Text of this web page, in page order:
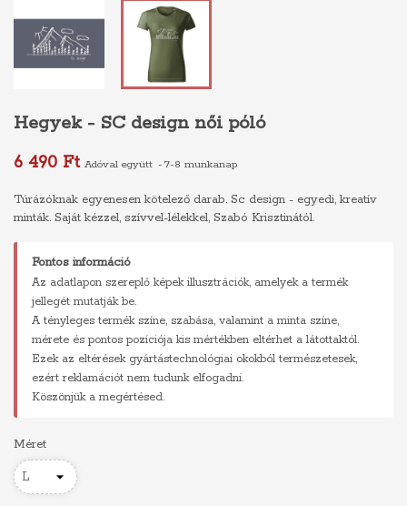
Hegyek - SC design női póló
6 490 Ft Adóval együtt 7-8 munkanap
Túrázóknak egyenesen kötelező darab. Sc design - egyedi, kreatív
minták. Saját kézzel, szívvel-lélekkel, Szabó Krisztinától.
Fontos információ
Az adatlapon szereplő képek illusztrációk, amelyek a termék
jellegét mutatják be.
A tényleges termék színe, szabása, valamint a minta színe,
mérete és pontos pozíciója kis mértékben eltérhet a látottaktól.
Ezek az eltérések gyártástechnológiai okokból természetesek,
ezért reklamációt nem tudunk elfogadni.
Köszönjük a megértésed.
Méret